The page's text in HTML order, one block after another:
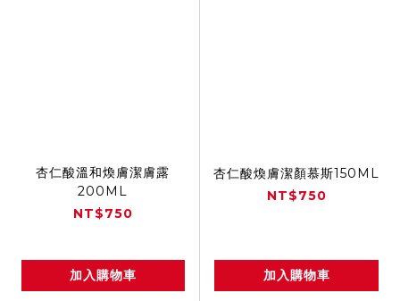
杏仁酸溫和煥膚潔膚露
200ML
NT$750
加入購物車
杏仁酸煥膚潔顏慕斯150ML
NT$750
加入購物車